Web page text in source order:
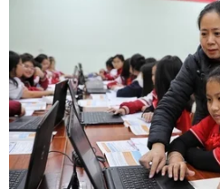
Ảnh minh họa.
Sáng 19/12, tại thành phố
dân tỉnh Quảng Ninh mở